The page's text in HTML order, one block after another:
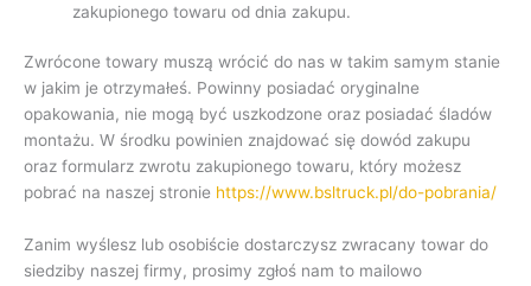
zakupionego towaru od dnia zakupu.
Zwrócone towary muszą wrócić do nas w takim samym stanie
w jakim je otrzymałeś. Powinny posiadać oryginalne
opakowania, nie mogą być uszkodzone oraz posiadać śladów
montażu. W środku powinien znajdować się dowód zakupu
oraz formularz zwrotu zakupionego towaru, który możesz
pobrać na naszej stronie https://www.bsltruck.pl/do-pobrania/
Zanim wyślesz lub osobiście dostarczysz zwracany towar do
siedziby naszej firmy, prosimy zgłoś nam to mailowo